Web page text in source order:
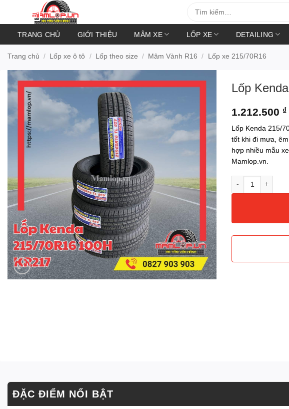
kiếm:
TRANG CHỦ GIỚI THIỆU MÂM XE LỐP XE DETAILING
Trang chủ / Lốp xe ô tô / Lốp theo size / Mâm Vành R16 / Lốp xe 215/70R16
Lốp
1.212.500 ₫
Lốp Kenda 215/
tốt khi đi mưa,
hợp nhiều mẫu
Mamlop.vn.
ĐẶC ĐIỂM NỔI BẬT